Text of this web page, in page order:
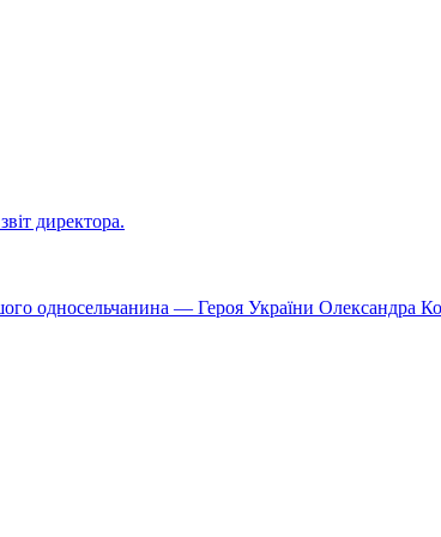
директора.
односельчанина — Героя України Олександра